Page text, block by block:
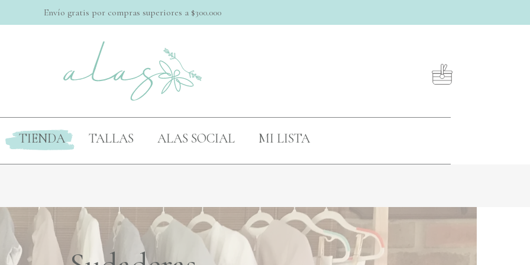
Envío gratis por compras superiores a $300.000
TIENDA TALLAS ALAS SOCIAL MI LISTA
Cart Close